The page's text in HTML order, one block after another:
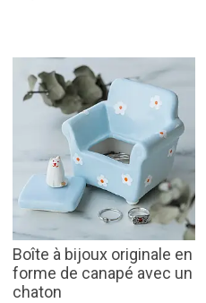
Boîte à bijoux originale en
forme de canapé avec un
chaton